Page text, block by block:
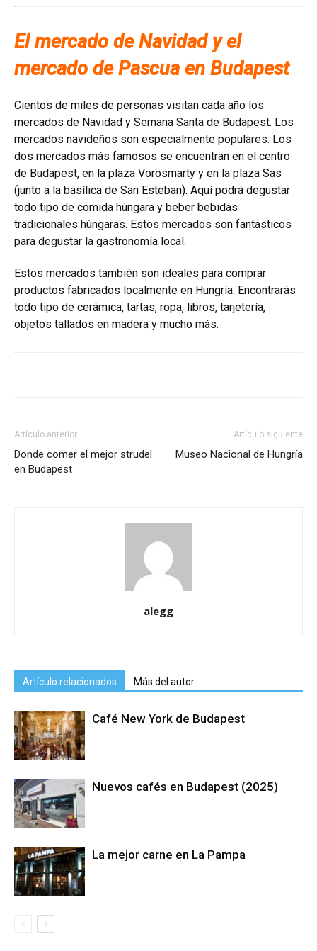
El mercado de Navidad y el
mercado de Pascua en Budapest
Cientos de miles de personas visitan cada año los
mercados de Navidad y Semana Santa de Budapest. Los
mercados navideños son especialmente populares. Los
dos mercados más famosos se encuentran en el centro
de Budapest, en la plaza Vörösmarty y en la plaza Sas
(junto a la basílica de San Esteban). Aquí podrá degustar
todo tipo de comida húngara y beber bebidas
tradicionales húngaras. Estos mercados son fantásticos
para degustar la gastronomía local.
Estos mercados también son ideales para comprar
productos fabricados localmente en Hungría. Encontrarás
todo tipo de cerámica, tartas, ropa, libros, tarjetería,
objetos tallados en madera y mucho más.
Artículo anterior
Donde comer el mejor strudel
en Budapest
Artículo siguiente
Museo Nacional de Hungría
alegg
Artículo relacionados Más del autor
Café New York de Budapest
Nuevos cafés en Budapest (2025)
La mejor carne en La Pampa